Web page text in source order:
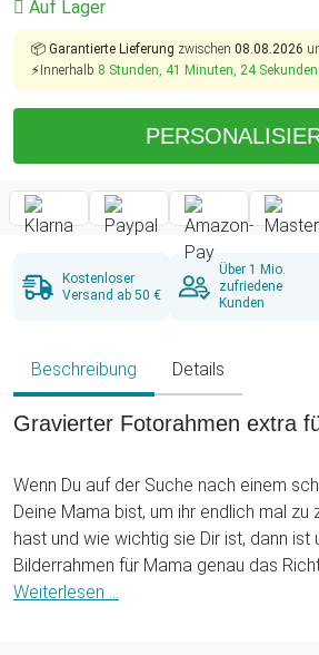
Auf Lager
📦 Garantierte Lieferung zwischen 08.08.2026
⚡Innerhalb 8 Stunden, 41 Minuten, 24 Sekunden
Kostenloser
Versand ab 50 €
Über 1 Mio.
zufriedene
Kunden
Beschreibung Details
Gravierter Fotorahmen extra
Wenn Du auf der Suche nach einem
Deine Mama bist, um ihr endlich mal zu
hast und wie wichtig sie Dir ist, dann
Bilderrahmen für Mama genau das
Weiterlesen ...